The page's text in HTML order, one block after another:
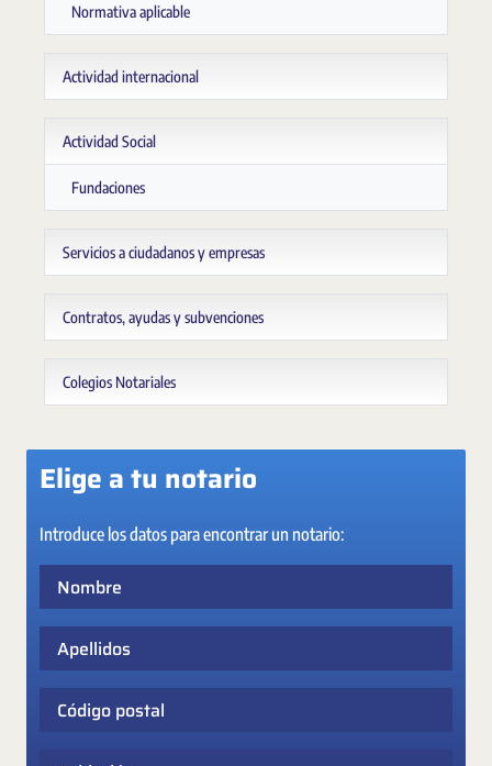
Normativa aplicable
Actividad internacional
Actividad Social
Fundaciones
Servicios a ciudadanos y empresas
Contratos, ayudas y subvenciones
Colegios Notariales
Elige a tu notario
Introduce los datos para encontrar un notario: